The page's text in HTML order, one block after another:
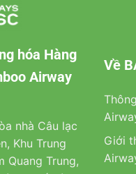
hóa Hàng
Airway
nhà Câu lạc
Khu Trung
Quang Trung,
Về
Giới